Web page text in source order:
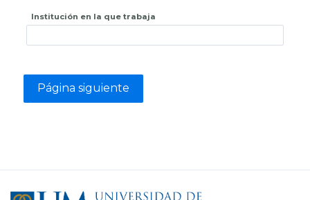
Institución en la que trabaja